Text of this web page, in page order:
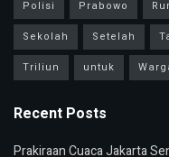
Polisi
Prabowo
Sekolah
Setelah
Triliun
untuk
Recent Posts
Prakiraan Cuaca Jakarta